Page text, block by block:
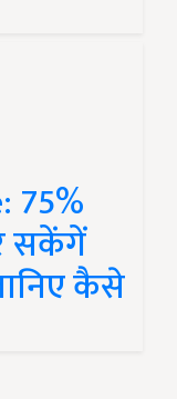
75%
सकेंगें
कैसे